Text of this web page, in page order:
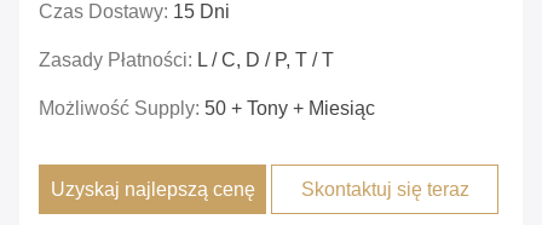
Czas Dostawy: 15 Dni
Zasady Płatności: L / C, D / P, T / T
Możliwość Supply: 50 + Tony + Miesiąc
Uzyskaj najlepszą cenę Skontaktuj się teraz